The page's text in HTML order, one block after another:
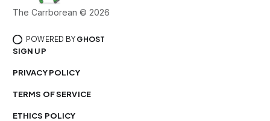
The Carrborean © 2026
POWERED BY GHOST
SIGN UP
PRIVACY POLICY
TERMS OF SERVICE
ETHICS POLICY